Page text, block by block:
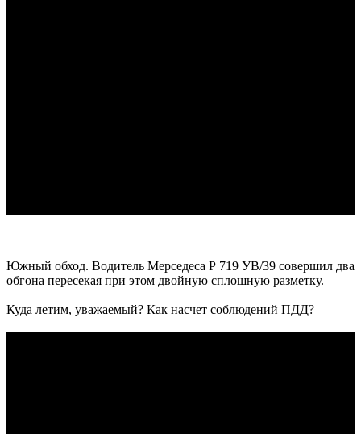
Южный обход. Водитель Мерседеса Р 719 УВ/39 совершил два
обгона пересекая при этом двойную сплошную разметку.
Куда летим, уважаемый? Как насчет соблюдений ПДД?